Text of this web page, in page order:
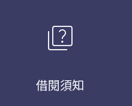
quiz
借閱須知